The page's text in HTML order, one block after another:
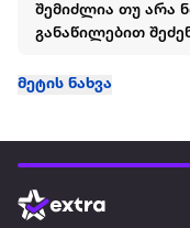
შემიძლია თუ არა
განაწილებით
მეტის ნახვა